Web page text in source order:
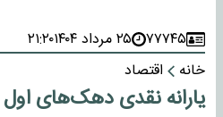
۷۷۷۴۵ ۲۵ مرداد ۱۴۰۴
۲۱:۲۰
خانه
اقتصاد
یارانه نقدی دهک‌های اول